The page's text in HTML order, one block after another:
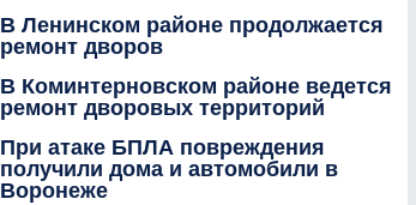
В Ленинском районе продолжается
ремонт дворов
В Коминтерновском районе ведется
ремонт дворовых территорий
При атаке БПЛА повреждения
получили дома и автомобили в
Воронеже